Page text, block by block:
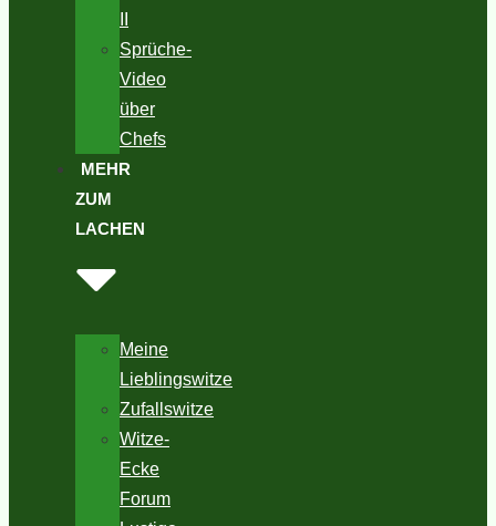
Sprüche-
Video
über
Chefs
MEHR
ZUM
LACHEN
Meine
Lieblingswitze
Zufallswitze
Witze-
Ecke
Forum